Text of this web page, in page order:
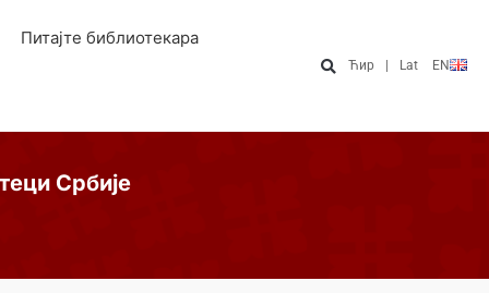
Питајте библиотекара
Ћир Lat EN
Србије